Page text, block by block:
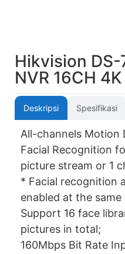
Hikvision DS-
NVR 16CH
Deskripsi Spesifikasi
All-channels Motion
Facial Recognition
picture stream or 1
* Facial recognition
enabled at the same
Support 16 face
pictures in total;
160Mbps Bit Rate